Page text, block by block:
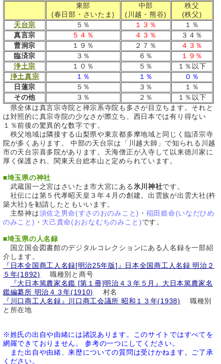
東部
(春日部・さいたま)
中部
(川越・熊谷)
秩父
(秩父)
天台宗
５％ １３％
１％
真言宗
５４％ ４３％
３４％
曹洞宗
１９％ ２７％
４３％
臨済宗
３％ ６％
１９％
浄土宗
１０％ ５％
１％以下
浄土真宗
１％ １％
０％
日蓮宗
５％ ３％
１％
その他
３％ ２％
１％以下
県全体は真言宗寺院と禅宗系寺院も多さが目立ちます。それと
は対照的に真宗寺院の少なさが際立ち、西日本では有り得ない
１％前後の驚異的な数字です。
秩父地域は隣接する山梨県や東京都多摩地域と同じく臨済宗寺
院が多くあります。 中部の天台宗は「川越大師」で知られる川越
市の天台宗喜多院があります。天海僧正が入寺して以来徳川家に
厚く保護され、関東天台総本山と定められています。
■埼玉県の神社
武蔵国一之宮はさいたま市大宮にある 氷川神社です。
社伝には第５代孝昭天皇３年４月の創建。出雲族が出雲大社(杵
築大社)を勧請したともいいます。
主祭神は須佐之男命(すさのおのみこと) ・ 稲田姫命(いなだひめ
のみこと) ・ 大己貴命(おおなむちのみこと)です。
■埼玉県の人名録
国立国会図書館のデジタルコレクションにある人名録を一部紹
介します。
『日本全国商工人名録[明治25年版]』日本全国商工人名録 明治２
５年(1892)
職種別と商号
『大日本篤農家名鑑 [第１冊]明治４３年５月』大日本篤農家名
鑑編纂所 明治４３年(1910)
村名
『川口商工人名録』川口商工会議所 昭和１３年(1938)
職種別
と所在地
※姓氏の出自や由緒には諸説あります。このサイトではすべてを
網羅できておりません。 参考の一つにしてください。
また出自や由緒、来歴についての質問は受けかねます。ご了承
ください。